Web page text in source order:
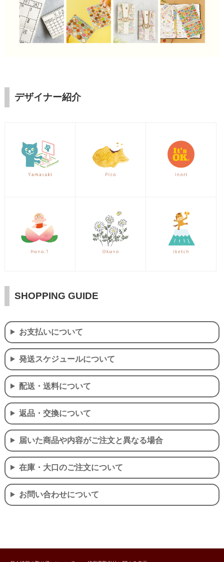
デザイナー紹介
SHOPPING GUIDE
お支払いについて
発送スケジュールについて
配送・送料について
返品・交換について
届いた商品や内容がご注文と異なる場合
在庫・大口のご注文について
お問い合わせについて